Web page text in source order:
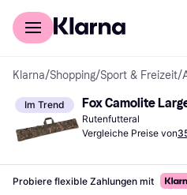
Für Shopper
Klarna/Shopping/Sport & Freizeit/
Im Trend Fox Camolite
Rutenfutteral
Vergleiche Preise von
Probiere flexible Zahlungen mit